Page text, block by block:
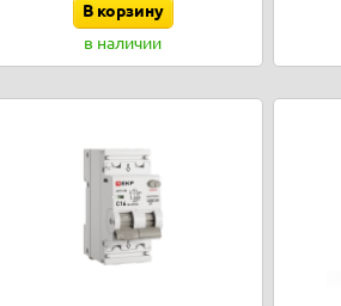
В корзину
в наличии